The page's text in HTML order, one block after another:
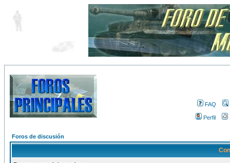
FAQ
Perfil
Foros de discusión